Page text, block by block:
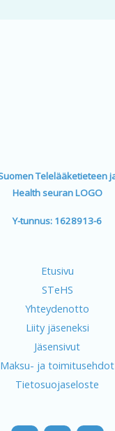
Y-tunnus: 1628913-6
Etusivu
STeHS
Yhteydenotto
Liity jäseneksi
Jäsensivut
Maksu- ja toimitusehdot
Tietosuojaseloste